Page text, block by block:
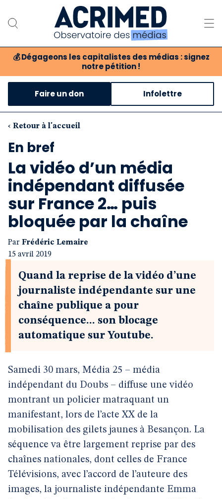
💰 Dégageons les capitalistes des médias : signez
notre pétition !
Notre association
Notre critique des médias
Nos propositions
Boutique
Faire un don Infolettre
‹ Retour à l'accueil
En bref
La vidéo d’un média
indépendant diffusée
sur France 2… puis
bloquée par la chaîne
Par Frédéric Lemaire
15 avril 2019
Quand la reprise de la vidéo d’une
journaliste indépendante sur une
chaîne publique a pour
conséquence... son blocage
automatique sur Youtube.
Samedi 30 mars, Média 25 – média
indépendant du Doubs – diffuse une vidéo
montrant un policier matraquant un
manifestant, lors de l’acte XX de la
mobilisation des gilets jaunes à Besançon. La
séquence va être largement reprise par des
chaînes nationales, dont celles de France
Télévisions, avec l’accord de l’auteure des
images, la journaliste indépendante Emma